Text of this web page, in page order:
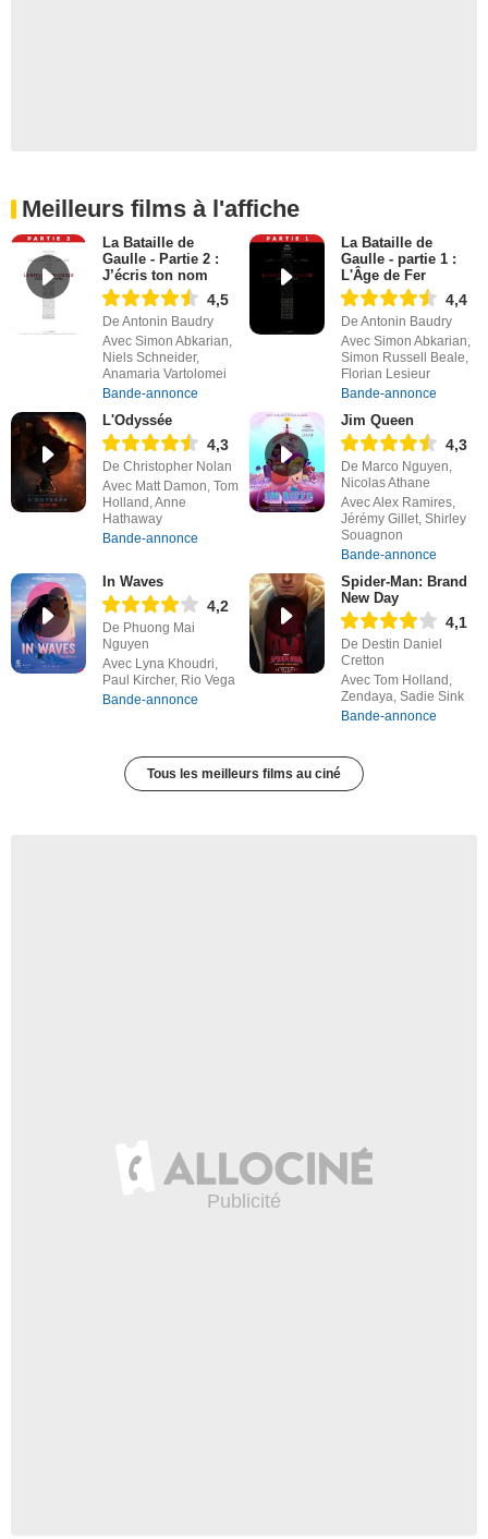
Meilleurs films à l'affiche
La Bataille de
Gaulle - Partie 2 :
J’écris ton nom
4,5
De Antonin Baudry
Avec Simon Abkarian,
Niels Schneider,
Anamaria Vartolomei
Bande-annonce
La Bataille de
Gaulle - partie 1 :
L'Âge de Fer
4,4
De Antonin Baudry
Avec Simon Abkarian,
Simon Russell Beale,
Florian Lesieur
Bande-annonce
L'Odyssée
4,3
De Christopher Nolan
Avec Matt Damon, Tom
Holland, Anne
Hathaway
Bande-annonce
Jim Queen
4,3
De Marco Nguyen,
Nicolas Athane
Avec Alex Ramires,
Jérémy Gillet, Shirley
Souagnon
Bande-annonce
In Waves
4,2
De Phuong Mai
Nguyen
Avec Lyna Khoudri,
Paul Kircher, Rio Vega
Bande-annonce
Spider-Man: Brand
New Day
4,1
De Destin Daniel
Cretton
Avec Tom Holland,
Zendaya, Sadie Sink
Bande-annonce
Tous les meilleurs films au ciné